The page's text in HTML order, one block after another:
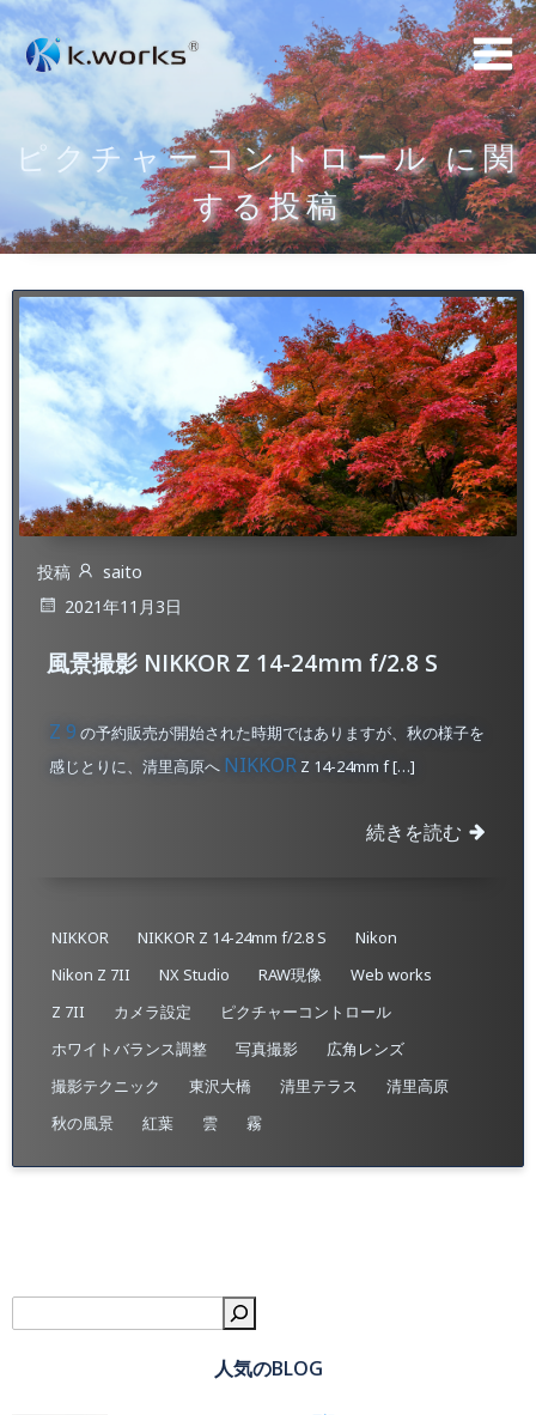
ン
テ
ン
ツ
へ
ス
キ
ッ
ピクチャーコントロール に関
する投稿
投稿
saito
2021年11月3日
風景撮影 NIKKOR Z 14-24mm f/2.8 S
Z 9 の予約販売が開始された時期ではありますが、秋の様子を
感じとりに、清里高原へ NIKKOR Z 14-24mm f […]
続きを読む
NIKKOR NIKKOR Z 14-24mm f/2.8 S
Nikon
Nikon Z 7II
NX Studio RAW現像
Web works
Z 7II
カメラ設定
ピクチャーコントロール
ホワイトバランス調整
写真撮影
広角レンズ
撮影テクニック
東沢大橋 清里テラス
清里高原
秋の風景
紅葉 雲 霧
人気のBLOG